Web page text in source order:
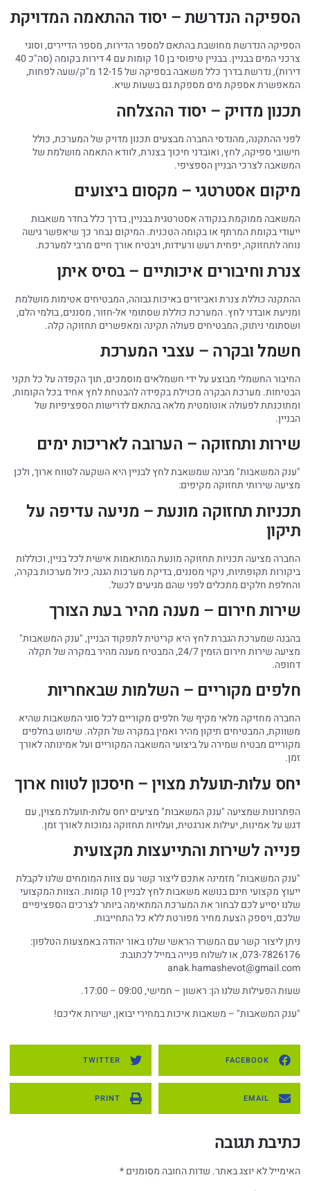
הספיקה הנדרשת – יסוד ההתאמה המדויקת
הספיקה הנדרשת מחושבת בהתאם למספר הדירות, מספר הדיירים, וסוגי
צרכני המים בבניין. בבניין טיפוסי בן 10 קומות עם 4 דירות בקומה (סה"כ 40
דירות), נדרשת בדרך כלל משאבה בספיקה של 12-15 מ"ק/שעה לפחות,
המאפשרת אספקת מים מספקת גם בשעות שיא.
תכנון מדויק – יסוד ההצלחה
לפני ההתקנה, מהנדסי החברה מבצעים תכנון מדויק של המערכת, כולל
חישובי ספיקה, לחץ, ואובדני חיכוך בצנרת, לוודא התאמה מושלמת של
המשאבה לצרכי הבניין הספציפי.
מיקום אסטרטגי – מקסום ביצועים
המשאבה ממוקמת בנקודה אסטרטגית בבניין, בדרך כלל בחדר משאבות
ייעודי בקומת המרתף או בקומה הטכנית. המיקום נבחר כך שיאפשר גישה
נוחה לתחזוקה, יפחית רעש ורעידות, ויבטיח אורך חיים מרבי למערכת.
צנרת וחיבורים איכותיים – בסיס איתן
ההתקנה כוללת צנרת ואביזרים באיכות גבוהה, המבטיחים אטימות מושלמת
ומניעת אובדני לחץ. המערכת כוללת שסתומי אל-חזור, מסננים, בולמי הלם,
ושסתומי ניתוק, המבטיחים פעולה תקינה ומאפשרים תחזוקה קלה.
חשמל ובקרה – עצבי המערכת
החיבור החשמלי מבוצע על ידי חשמלאים מוסמכים, תוך הקפדה על כל תקני
הבטיחות. מערכת הבקרה מכוילת בקפידה להבטחת לחץ אחיד בכל הקומות,
ומתוכנתת לפעולה אוטומטית מלאה בהתאם לדרישות הספציפיות של
הבניין.
שירות ותחזוקה – הערובה לאריכות ימים
"ענק המשאבות" מבינה שמשאבת לחץ לבניין היא השקעה לטווח ארוך, ולכן
מציעה שירותי תחזוקה מקיפים:
תכניות תחזוקה מונעת – מניעה עדיפה על
תיקון
החברה מציעה תכניות תחזוקה מונעת המותאמות אישית לכל בניין, וכוללות
ביקורות תקופתיות, ניקוי מסננים, בדיקת מערכות הגנה, כיול מערכות בקרה,
והחלפת חלקים מתכלים לפני שהם מגיעים לכשל.
שירות חירום – מענה מהיר בעת הצורך
בהבנה שמערכת הגברת לחץ היא קריטית לתפקוד הבניין, "ענק המשאבות"
מציעה שירות חירום הזמין 24/7, המבטיח מענה מהיר במקרה של תקלה
דחופה.
חלפים מקוריים – השלמות שבאחריות
החברה מחזיקה מלאי מקיף של חלפים מקוריים לכל סוגי המשאבות שהיא
משווקת, המבטיחים תיקון מהיר ואמין במקרה של תקלה. שימוש בחלפים
מקוריים מבטיח שמירה על ביצועי המשאבה המקוריים ועל אמינותה לאורך
זמן.
יחס עלות-תועלת מצוין – חיסכון לטווח ארוך
הפתרונות שמציעה "ענק המשאבות" מציעים יחס עלות-תועלת מצוין, עם
דגש על אמינות, יעילות אנרגטית, ועלויות תחזוקה נמוכות לאורך זמן.
פנייה לשירות והתייעצות מקצועית
"ענק המשאבות" מזמינה אתכם ליצור קשר עם צוות המומחים שלנו לקבלת
ייעוץ מקצועי חינם בנושא משאבות לחץ לבניין 10 קומות. הצוות המקצועי
שלנו יסייע לכם לבחור את המערכת המתאימה ביותר לצרכים הספציפיים
שלכם, ויספק הצעת מחיר מפורטת ללא כל התחייבות.
ניתן ליצור קשר עם המשרד הראשי שלנו באור יהודה באמצעות הטלפון:
073-7826176, או לשלוח פנייה במייל לכתובת:
anak.hamashevot@gmail.com
שעות הפעילות שלנו הן: ראשון – חמישי, 09:00 – 17:00.
"ענק המשאבות" – משאבות איכות במחירי יבואן, ישירות אליכם!
FACEBOOK
TWITTER
EMAIL
PRINT
כתיבת תגובה
האימייל לא יוצג באתר. שדות החובה מסומנים*